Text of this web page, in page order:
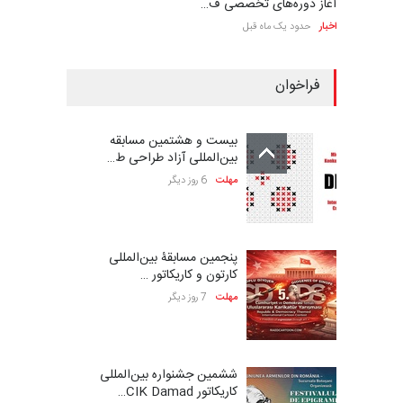
آغاز دوره‌های تخصصی ف…
اخبار حدود یک ماه قبل
فراخوان
بیست و هشتمین مسابقه
بین‌المللی آزاد طراحی ط…
مهلت 6 روز دیگر
پنجمین مسابقۀ بین‌المللی
کارتون و کاریکاتور …
مهلت 7 روز دیگر
ششمین جشنواره بین‌المللی
کاریکاتور CIK Damad…